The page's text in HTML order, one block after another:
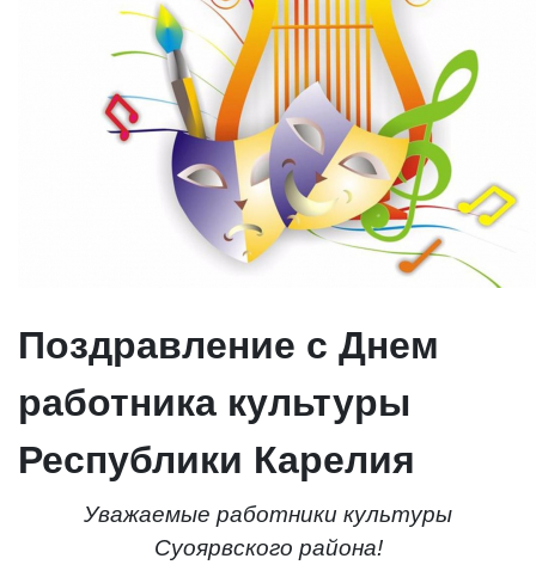
Поздравление с Днем
работника культуры
Республики Карелия
Уважаемые работники культуры
Суоярвского района!